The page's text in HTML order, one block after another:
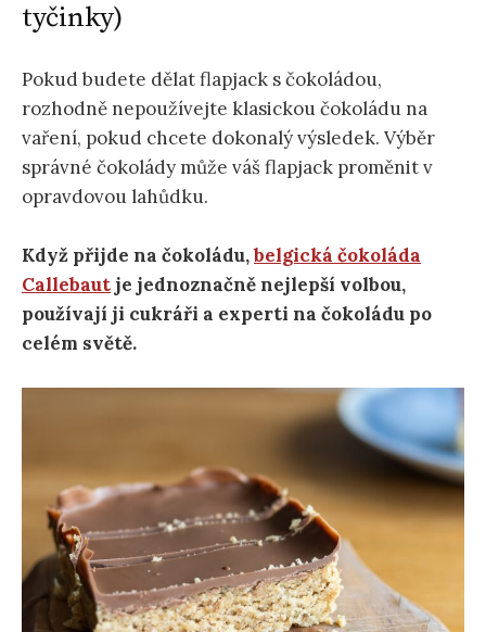
tyčinky)
Pokud budete dělat flapjack s čokoládou,
rozhodně nepoužívejte klasickou čokoládu na
vaření, pokud chcete dokonalý výsledek. Výběr
správné čokolády může váš flapjack proměnit v
opravdovou lahůdku.
Když přijde na čokoládu,belgická čokoláda
Callebautje jednoznačně nejlepší volbou,
používají ji cukráři a experti na čokoládu po
celém světě.